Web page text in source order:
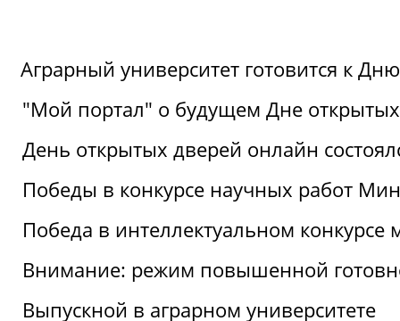
Аграрный университет готовится к
"Мой портал" о будущем Дне
День открытых дверей онлайн
Победы в конкурсе научных работ
Победа в интеллектуальном конкурсе
Внимание: режим повышенной
Выпускной в аграрном университете